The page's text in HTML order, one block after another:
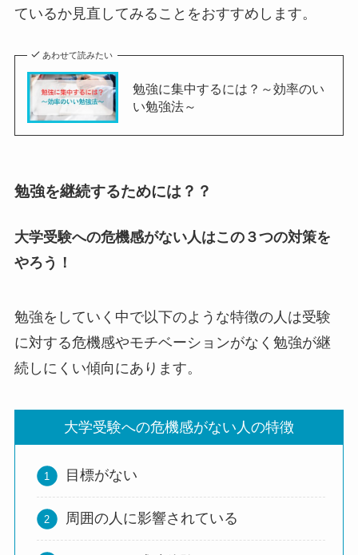
ているか見直してみることをおすすめします。
あわせて読みたい
勉強に集中するには？～効率のい
い勉強法～
勉強を継続するためには？？
大学受験への危機感がない人はこの３つの対策を
やろう！
勉強をしていく中で以下のような特徴の人は受験
に対する危機感やモチベーションがなく勉強が継
続しにくい傾向にあります。
大学受験への危機感がない人の特徴
目標がない
周囲の人に影響されている